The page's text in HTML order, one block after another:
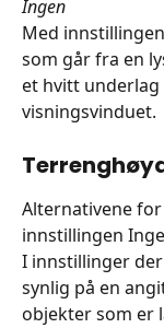
Ingen
Med
som går fra en
et hvitt underlag
visningsvinduet.
Alternativene
innstillingen
I innstillinger
synlig på en
objekter som er